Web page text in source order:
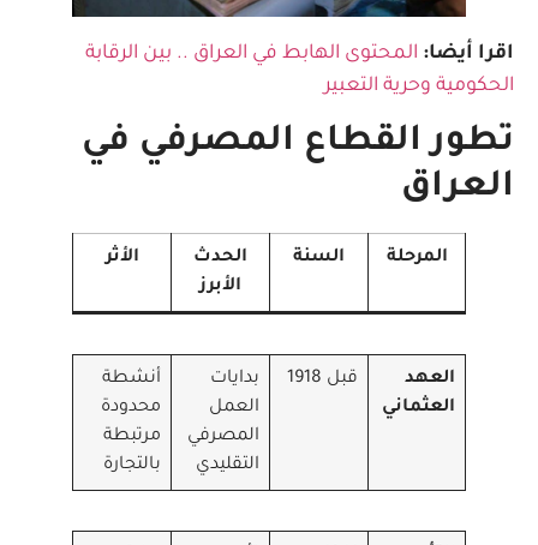
اقرا أيضا: المحتوى الهابط في العراق .. بين الرقابة
الحكومية وحرية التعبير
تطور القطاع المصرفي في
العراق
المرحلة السنة
الحدث
الأبرز
الأثر
العهد
العثماني
قبل 1918
بدايات
العمل
المصرفي
التقليدي
أنشطة
محدودة
مرتبطة
بالتجارة